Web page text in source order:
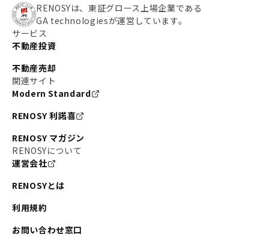
RENOSYは、東証グロース上場企業である
GA technologiesが運営しています。
サービス
不動産投資
不動産売却
関連サイト
Modern Standard
RENOSY 利諾喜
RENOSY マガジン
RENOSYについて
運営会社
RENOSYとは
利用規約
お問い合わせ窓口